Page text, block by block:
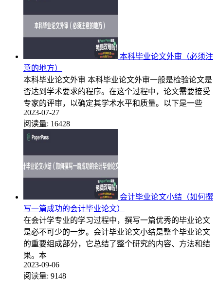
本科毕业论文外审（必须注
意的地方）
本科毕业论文外审 本科毕业论文外审一般是检验论文是
否达到学术要求的程序。在这个过程中，论文需要接受
专家的评审，以确定其学术水平和质量。以下是一些
2023-07-27
阅读量: 16428
会计毕业论文小结（如何撰
写一篇成功的会计毕业论文）
在会计学专业的学习过程中，撰写一篇优秀的毕业论文
是必不可少的一步。会计毕业论文小结是整个毕业论文
的重要组成部分，它总结了整个研究的内容、方法和结
果。本
2023-09-06
阅读量: 9148